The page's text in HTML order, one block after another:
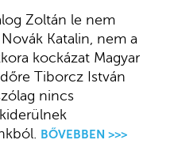
Zoltán le nem
Katalin, nem a
kockázat Magyar
Tiborcz István
nincs
BŐVEBBEN >>>